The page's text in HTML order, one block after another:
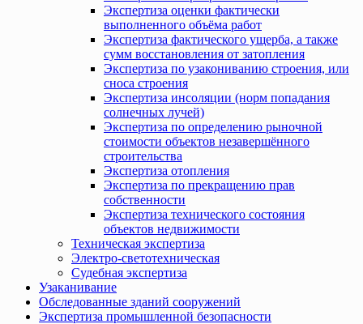
Экспертиза оценки фактически
выполненного объёма работ
Экспертиза фактического ущерба, а также
сумм восстановления от затопления
Экспертиза по узакониванию строения, или
сноса строения
Экспертиза инсоляции (норм попадания
солнечных лучей)
Экспертиза по определению рыночной
стоимости объектов незавершённого
строительства
Экспертиза отопления
Экспертиза по прекращению прав
собственности
Экспертиза технического состояния
объектов недвижимости
Техническая экспертиза
Электро-светотехническая
Судебная экспертиза
Узаканивание
Обследованные зданий сооружений
Экспертиза промышленной безопасности